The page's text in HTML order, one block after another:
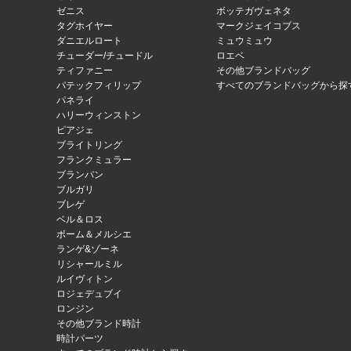
ゼニス
タグホイヤー
ダニエルロート
チューダー/チュードル
ティファニー
パテックフィリップ
パネライ
ハリーウィンストン
ピアジェ
ブライトリング
フランクミュラー
ブランパン
ブルガリ
ブレゲ
ベル＆ロス
ボーム＆メルシエ
ランゲ&ゾーネ
リシャールミル
ルイヴィトン
ロジェデュブイ
ロンジン
その他ブランド時計
時計パーツ
ボッテガヴェネタ
マークジェイコブス
ミュウミュウ
ロエベ
その他ブランドバッグ
すべてのブランドバッグから探